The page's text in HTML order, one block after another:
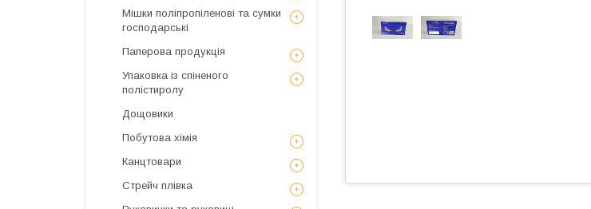
Мішки поліпропіленові та сумки
господарські
Паперова продукція
Упаковка із спіненого
полістиролу
Дощовики
Побутова хімія
Канцтовари
Стрейч плівка